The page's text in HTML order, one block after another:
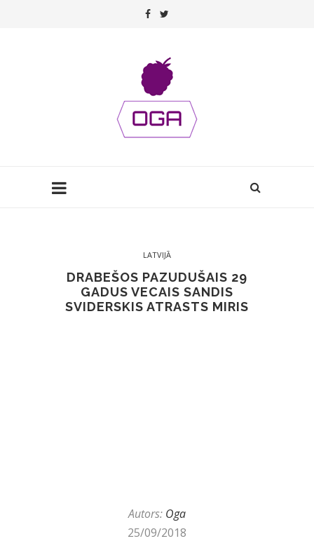
LATVIJĀ
DRABEŠOS PAZUDUŠAIS 29
GADUS VECAIS SANDIS
SVIDERSKIS ATRASTS MIRIS
Autors: Oga
25/09/2018